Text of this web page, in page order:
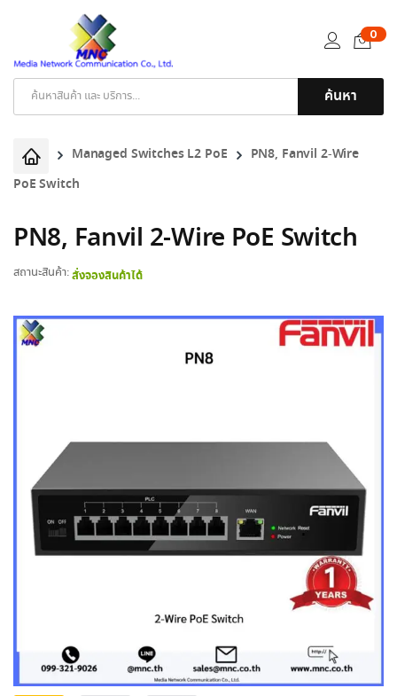
ค้นหา
0
Managed Switches L2 PoE
PN8, Fanvil 2-Wire
PoE Switch
PN8, Fanvil 2-Wire PoE Switch
สถานะสินค้า:สั่งจองสินค้าได้